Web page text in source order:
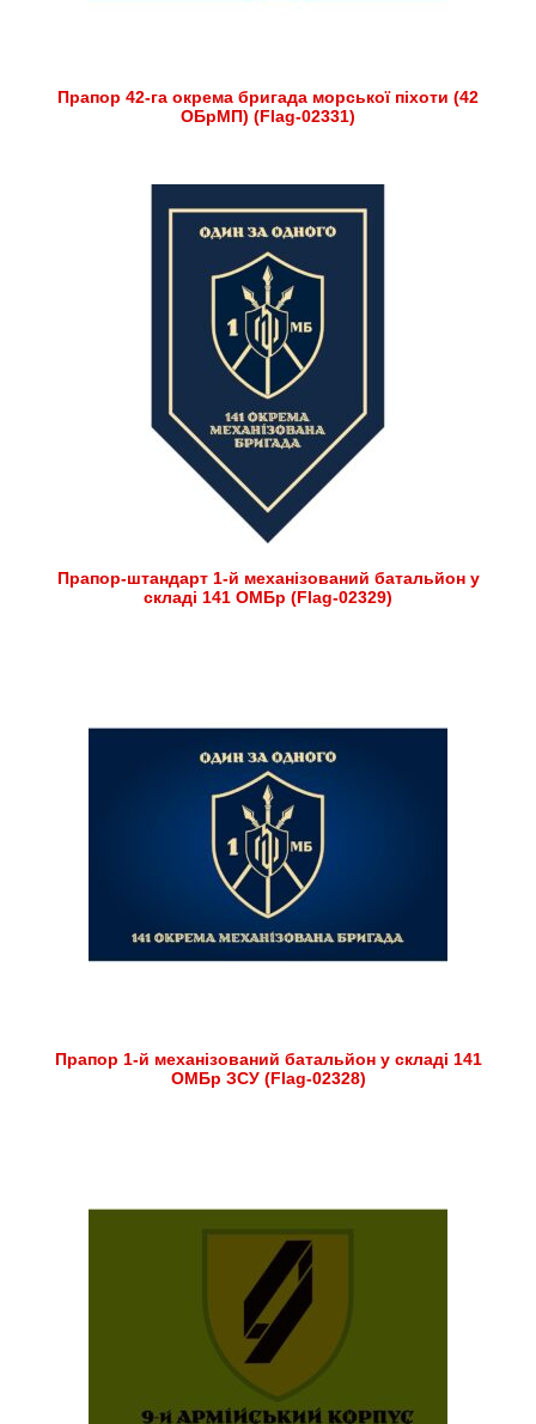
Прапор 42-га окрема бригада морської піхоти (42
ОБрМП) (Flag-02331)
Прапор-штандарт 1-й механізований батальйон у
складі 141 ОМБр (Flag-02329)
Прапор 1-й механізований батальйон у складі 141
ОМБр ЗСУ (Flag-02328)